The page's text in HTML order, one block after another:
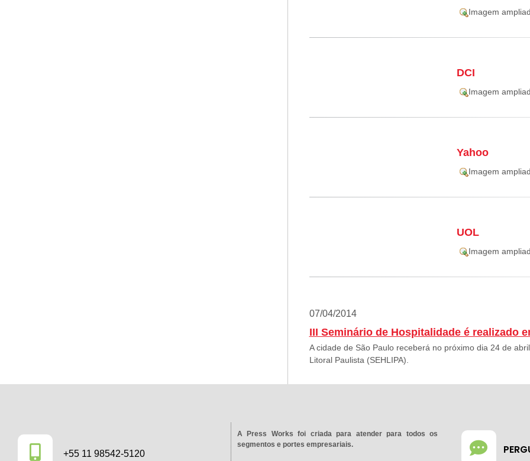
Imagem
DCI
Imagem
Yahoo
Imagem
UOL
Imagem
07/04/2014
III Seminário de Hospitalidade é realizado
A cidade de São Paulo receberá no próximo dia 24 de
Litoral Paulista (SEHLIPA).
+55 11 98542-5120
A Press Works foi criada para atender para todos os
segmentos e portes empresariais.